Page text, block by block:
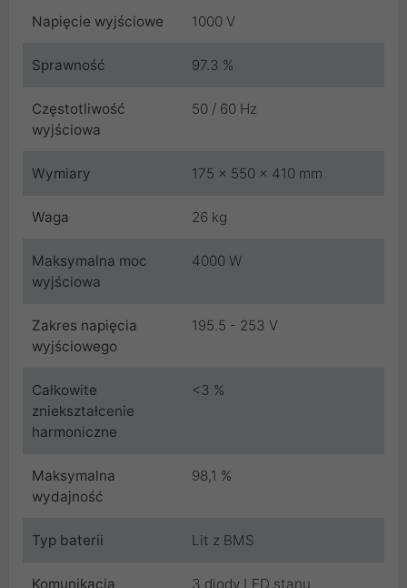
Napięcie wyjściowe 1000 V
Sprawność 97.3 %
Częstotliwość
wyjściowa
50 / 60 Hz
Wymiary 175 x 550 x 410 mm
Waga 26 kg
Maksymalna moc
wyjściowa
4000 W
Zakres napięcia
wyjściowego
195.5 - 253 V
Całkowite
zniekształcenie
harmoniczne
<3 %
Maksymalna
wydajność
98,1 %
Typ baterii Lit z BMS
Komunikacja 3 diody LED stanu